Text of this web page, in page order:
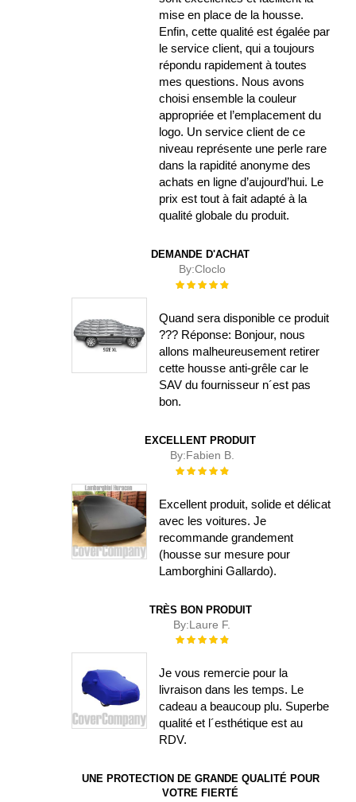
mise en place de la housse.
Enfin, cette qualité est égalée par
le service client, qui a toujours
répondu rapidement à toutes
mes questions. Nous avons
choisi ensemble la couleur
appropriée et l’emplacement du
logo. Un service client de ce
niveau représente une perle rare
dans la rapidité anonyme des
achats en ligne d’aujourd’hui. Le
prix est tout à fait adapté à la
qualité globale du produit.
DEMANDE D'ACHAT
By:Cloclo
Évaluation :
Quand sera disponible ce produit
??? Réponse: Bonjour, nous
allons malheureusement retirer
cette housse anti-grêle car le
SAV du fournisseur n´est pas
bon.
EXCELLENT PRODUIT
By:Fabien B.
Évaluation :
Excellent produit, solide et délicat
avec les voitures. Je
recommande grandement
(housse sur mesure pour
Lamborghini Gallardo).
TRÈS BON PRODUIT
By:Laure F.
Évaluation :
Je vous remercie pour la
livraison dans les temps. Le
cadeau a beaucoup plu. Superbe
qualité et l´esthétique est au
RDV.
UNE PROTECTION DE GRANDE QUALITÉ POUR
VOTRE FIERTÉ